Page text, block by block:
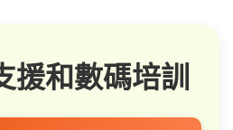
援和數碼培訓